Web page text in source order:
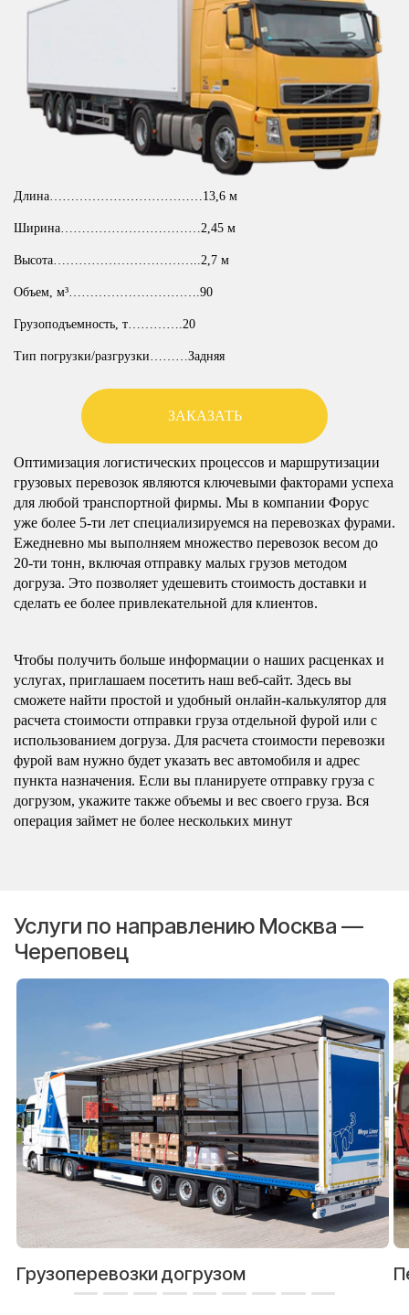
Длина………………………………13,6 м
Ширина……………………………2,45 м
Высота……………………………..2,7 м
Объем, м³………………………….90
Грузоподъемность, т………….20
Тип погрузки/разгрузки………Задняя
ЗАКАЗАТЬ
Оптимизация логистических процессов и маршрутизации
грузовых перевозок являются ключевыми факторами успеха
для любой транспортной фирмы. Мы в компании Форус
уже более 5-ти лет специализируемся на перевозках фурами.
Ежедневно мы выполняем множество перевозок весом до
20-ти тонн, включая отправку малых грузов методом
догруза. Это позволяет удешевить стоимость доставки и
сделать ее более привлекательной для клиентов.
Чтобы получить больше информации о наших расценках и
услугах, приглашаем посетить наш веб-сайт. Здесь вы
сможете найти простой и удобный онлайн-калькулятор для
расчета стоимости отправки груза отдельной фурой или с
использованием догруза. Для расчета стоимости перевозки
фурой вам нужно будет указать вес автомобиля и адрес
пункта назначения. Если вы планируете отправку груза с
догрузом, укажите также объемы и вес своего груза. Вся
операция займет не более нескольких минут
Услуги по направлению Москва —
Череповец
Грузоперевозки догрузом